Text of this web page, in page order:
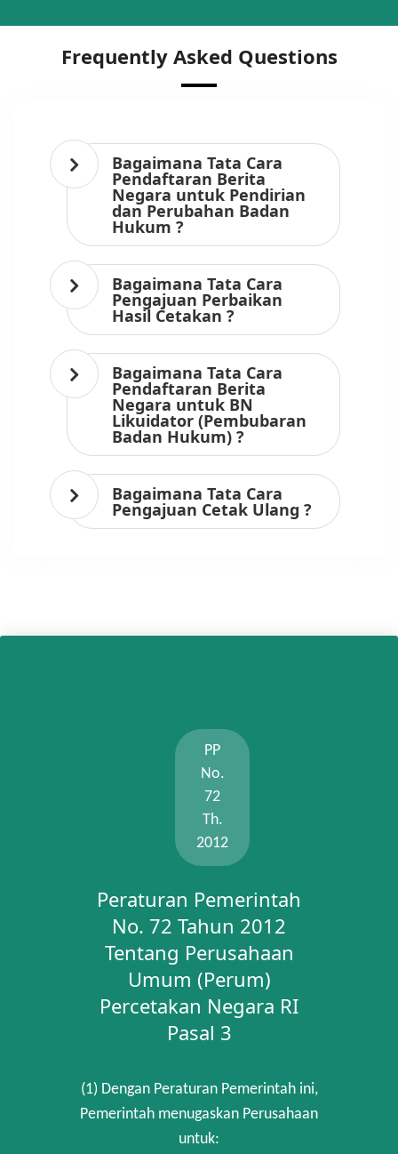
Frequently Asked Questions
Bagaimana Tata Cara
Pendaftaran Berita
Negara untuk Pendirian
dan Perubahan Badan
Hukum ?
Bagaimana Tata Cara
Pengajuan Perbaikan
Hasil Cetakan ?
Bagaimana Tata Cara
Pendaftaran Berita
Negara untuk BN
Likuidator (Pembubaran
Badan Hukum) ?
Bagaimana Tata Cara
Pengajuan Cetak Ulang ?
PP
No.
72
Th.
2012
Peraturan Pemerintah
No. 72 Tahun 2012
Tentang Perusahaan
Umum (Perum)
Percetakan Negara RI
Pasal 3
(1) Dengan Peraturan Pemerintah ini,
Pemerintah menugaskan Perusahaan
untuk: